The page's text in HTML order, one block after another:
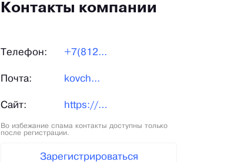
Контакты компании
Телефон: +7(812...
Почта: kovch...
Сайт: https://chistye-lapki.ru/
Во избежание спама контакты доступны только
после регистрации.
Зарегистрироваться